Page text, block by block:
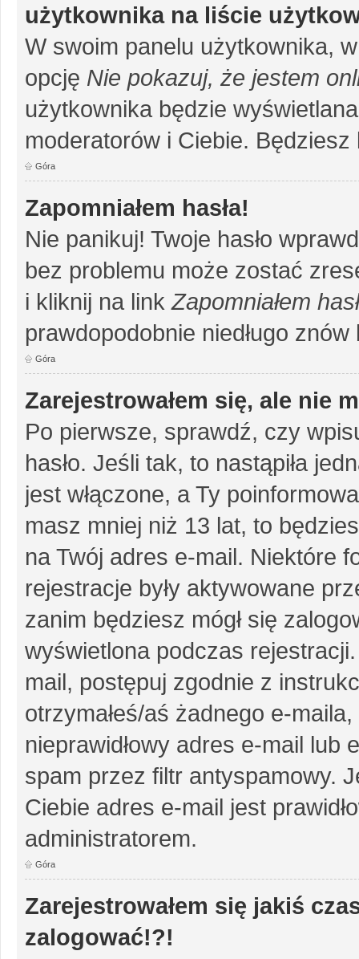
użytkownika na liście
W swoim panelu użytkownika,
opcję Nie pokazuj, że jestem
użytkownika będzie
moderatorów i Ciebie.
Góra
Zapomniałem hasła!
Nie panikuj! Twoje hasło
bez problemu może zostać
i kliknij na link Zapomniałem
prawdopodobnie niedługo
Góra
Zarejestrowałem się, ale nie
Po pierwsze, sprawdź, czy
hasło. Jeśli tak, to nastąpiła
jest włączone, a Ty
masz mniej niż 13 lat, to
na Twój adres e-mail. Niektóre
rejestracje były aktywowane
zanim będziesz mógł się
wyświetlona podczas
mail, postępuj zgodnie z
otrzymałeś/aś żadnego e-
nieprawidłowy adres e-mail lub
spam przez filtr antyspamowy.
Ciebie adres e-mail jest
administratorem.
Góra
Zarejestrowałem się jakiś
zalogować!?!